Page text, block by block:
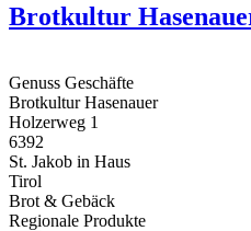
Brotkultur
Genuss Geschäfte
Brotkultur Hasenauer
Holzerweg 1
6392
St. Jakob in Haus
Tirol
Brot & Gebäck
Regionale Produkte